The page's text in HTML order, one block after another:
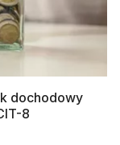
dochodowy
8